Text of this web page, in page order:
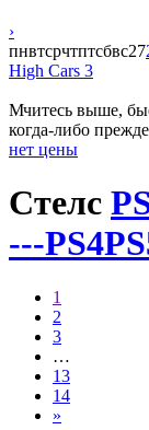
›
пнвтсрчтптсбвс27
High Cars 3
Мчитесь выше,
когда-либо
нет цены
Стелс
---PS4
1
2
3
…
13
14
»